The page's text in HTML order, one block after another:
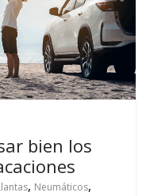
bien los
, Neumáticos,